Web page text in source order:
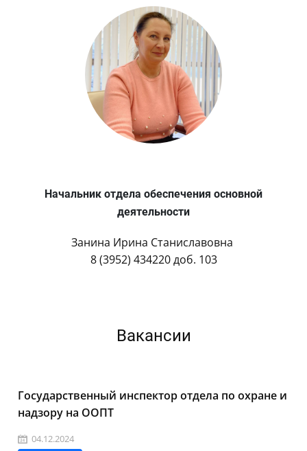
Начальник отдела обеспечения основной
деятельности
Занина Ирина Станиславовна
8 (3952) 434220 доб. 103
Вакансии
Государственный инспектор отдела по охране и
надзору на ООПТ
04.12.2024